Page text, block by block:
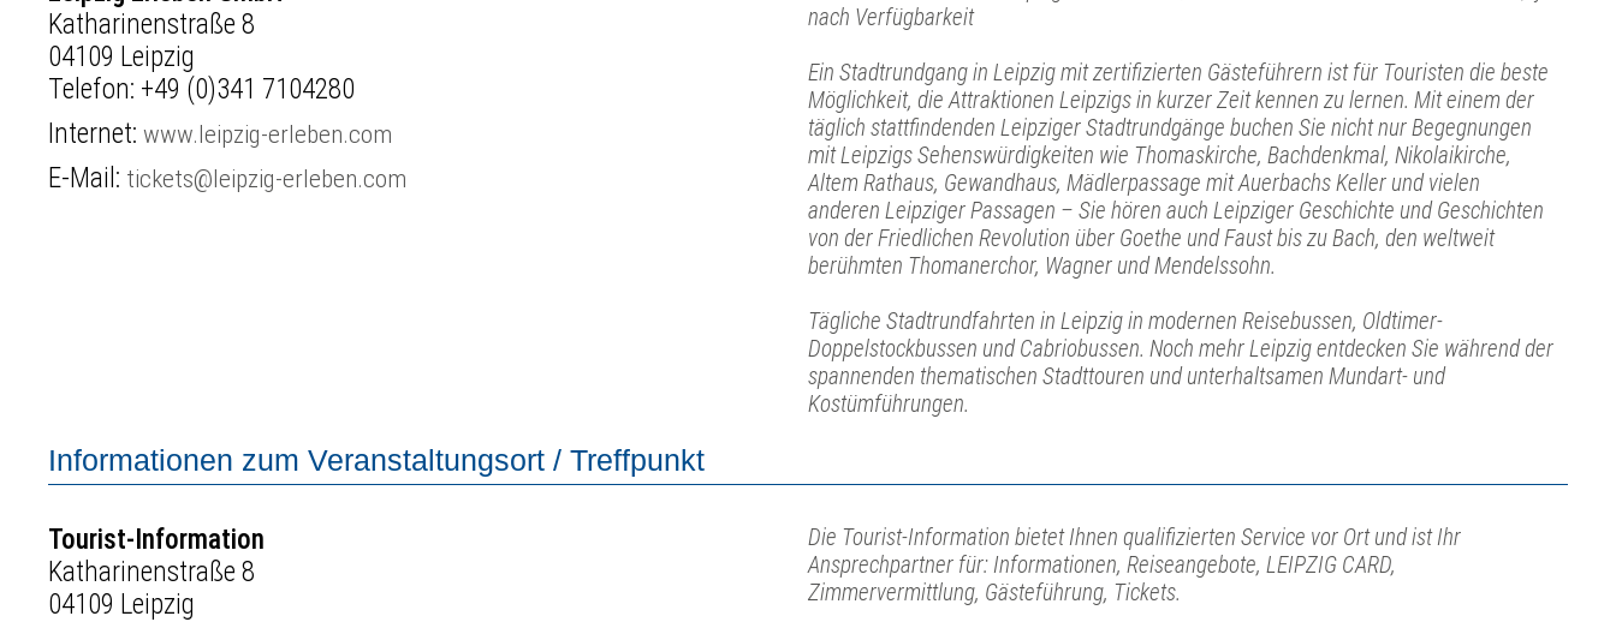
Katharinenstraße 8
04109 Leipzig
Telefon: +49 (0)341 7104280
Internet:www.leipzig-erleben.com
E-Mail: tickets@leipzig-erleben.com
nach Verfügbarkeit
Ein Stadtrundgang in Leipzig mit zertifizierten Gästeführern ist für Touristen die beste
Möglichkeit, die Attraktionen Leipzigs in kurzer Zeit kennen zu lernen. Mit einem der
täglich stattfindenden Leipziger Stadtrundgänge buchen Sie nicht nur Begegnungen
mit Leipzigs Sehenswürdigkeiten wie Thomaskirche, Bachdenkmal, Nikolaikirche,
Altem Rathaus, Gewandhaus, Mädlerpassage mit Auerbachs Keller und vielen
anderen Leipziger Passagen – Sie hören auch Leipziger Geschichte und Geschichten
von der Friedlichen Revolution über Goethe und Faust bis zu Bach, den weltweit
berühmten Thomanerchor, Wagner und Mendelssohn.
Tägliche Stadtrundfahrten in Leipzig in modernen Reisebussen, Oldtimer-
Doppelstockbussen und Cabriobussen. Noch mehr Leipzig entdecken Sie während der
spannenden thematischen Stadttouren und unterhaltsamen Mundart- und
Kostümführungen.
Informationen zum Veranstaltungsort / Treffpunkt
Tourist-Information
Katharinenstraße 8
04109 Leipzig
Die Tourist-Information bietet Ihnen qualifizierten Service vor Ort und ist Ihr
Ansprechpartner für: Informationen, Reiseangebote, LEIPZIG CARD,
Zimmervermittlung, Gästeführung, Tickets.